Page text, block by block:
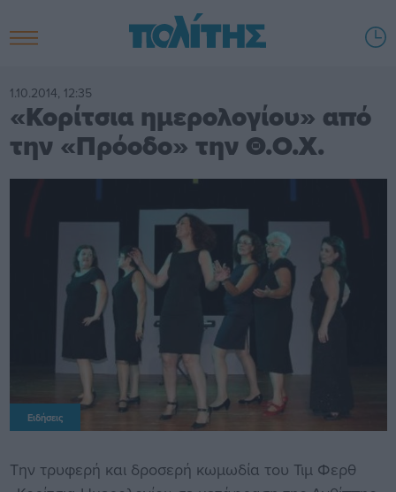
1.10.2014, 12:35
«Κορίτσια ημερολογίου» από
την «Πρόοδο» την Θ.Ο.Χ.
Ειδήσεις
Την τρυφερή και δροσερή κωμωδία του Τιμ Φερθ